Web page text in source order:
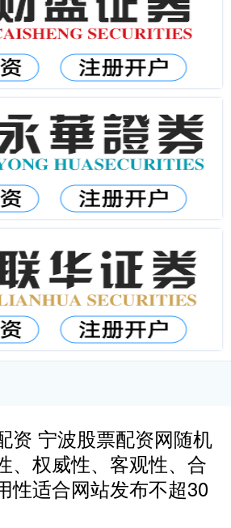
资 宁波股票配资网随机
、权威性、客观性、合
性适合网站发布不超30